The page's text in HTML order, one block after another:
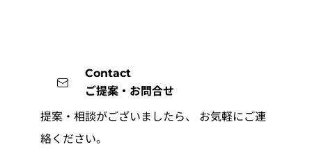
Contact
ご提案・お問合せ
提案・相談がございましたら、
お気軽にご連
絡ください。